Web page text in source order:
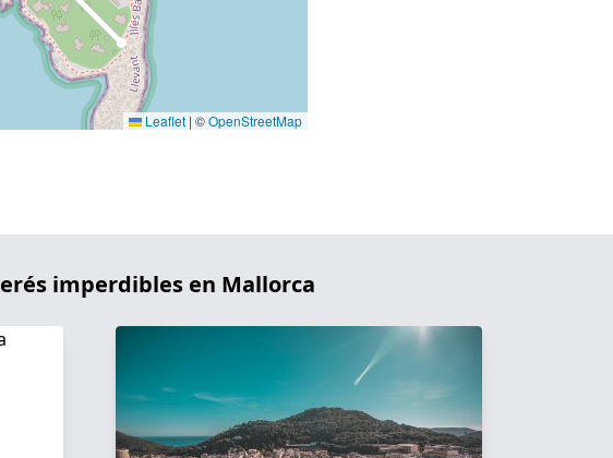
Leaflet | ©OpenStreetMap
imperdibles en Mallorca